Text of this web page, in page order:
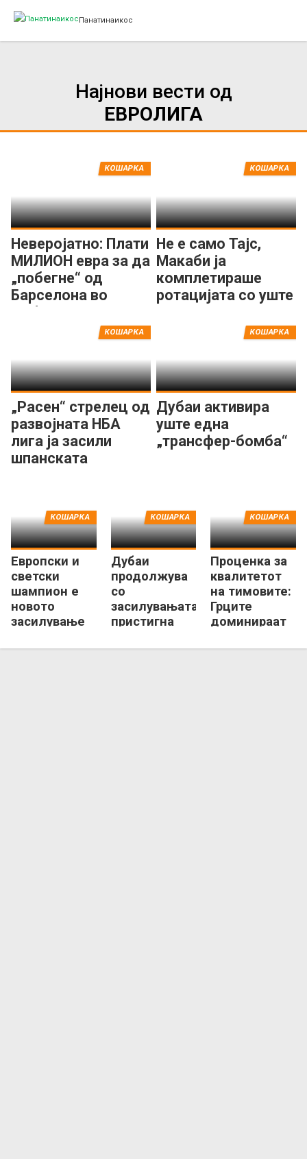
Панатинаикос
Најнови вести од
ЕВРОЛИГА
Неверојатно: Плати
МИЛИОН евра за да
„побегне“ од
Барселона во
Дубаи!
КОШАРКА
Не е само Тајс,
Макаби ја
комплетираше
ротацијата со уште
КОШАРКА
„Расен“ стрелец од
развојната НБА
лига ја засили
шпанската
КОШАРКА
Дубаи активира
уште една
„трансфер-бомба“
КОШАРКА
Европски и
светски
шампион е
новото
засилување
израелската
КОШАРКА
Дубаи
продолжува
со
засилувањата,
пристигна
дански
КОШАРКА
Проценка за
квалитетот
на тимовите:
Грците
доминираат
Евролигата!
КОШАРКА